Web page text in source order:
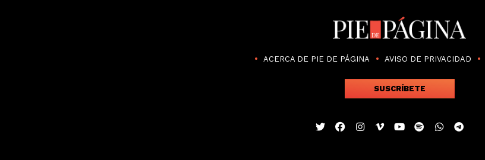
ACERCA DE PIE DE PÁGINA AVISO DE PRIVACIDAD
SUSCRÍBETE